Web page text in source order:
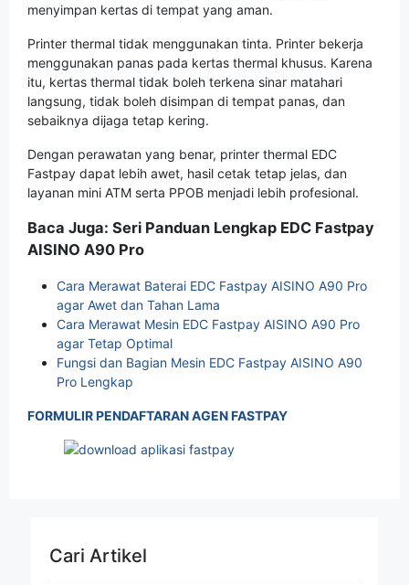
menyimpan kertas di tempat yang aman.
Printer thermal tidak menggunakan tinta. Printer bekerja
menggunakan panas pada kertas thermal khusus. Karena
itu, kertas thermal tidak boleh terkena sinar matahari
langsung, tidak boleh disimpan di tempat panas, dan
sebaiknya dijaga tetap kering.
Dengan perawatan yang benar, printer thermal EDC
Fastpay dapat lebih awet, hasil cetak tetap jelas, dan
layanan mini ATM serta PPOB menjadi lebih profesional.
Baca Juga: Seri Panduan Lengkap EDC Fastpay
AISINO A90 Pro
Cara Merawat Baterai EDC Fastpay AISINO A90 Pro
agar Awet dan Tahan Lama
Cara Merawat Mesin EDC Fastpay AISINO A90 Pro
agar Tetap Optimal
Fungsi dan Bagian Mesin EDC Fastpay AISINO A90
Pro Lengkap
FORMULIR PENDAFTARAN AGEN FASTPAY
Cari Artikel